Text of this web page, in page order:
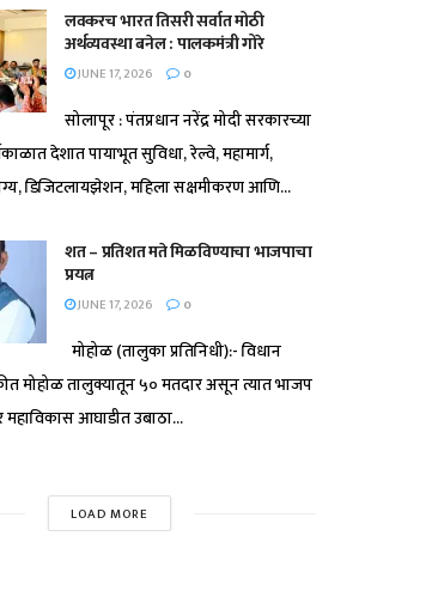
लवकरच भारत तिसरी सर्वात मोठी
अर्थव्यवस्था बनेल : पालकमंत्री गोरे
JUNE 17, 2026 0
सोलापूर : पंतप्रधान नरेंद्र मोदी सरकारच्या
देशात पायाभूत सुविधा, रेल्वे, महामार्ग,
डिजिटलायझेशन, महिला सक्षमीकरण आणि...
शत – प्रतिशत मते मिळविण्याचा भाजपाचा
प्रयत्न
JUNE 17, 2026 0
मोहोळ (तालुका प्रतिनिधी):- विधान
मोहोळ तालुक्यातून ५० मतदार असून त्यात भाजप
आघाडीत उबाठा...
LOAD MORE